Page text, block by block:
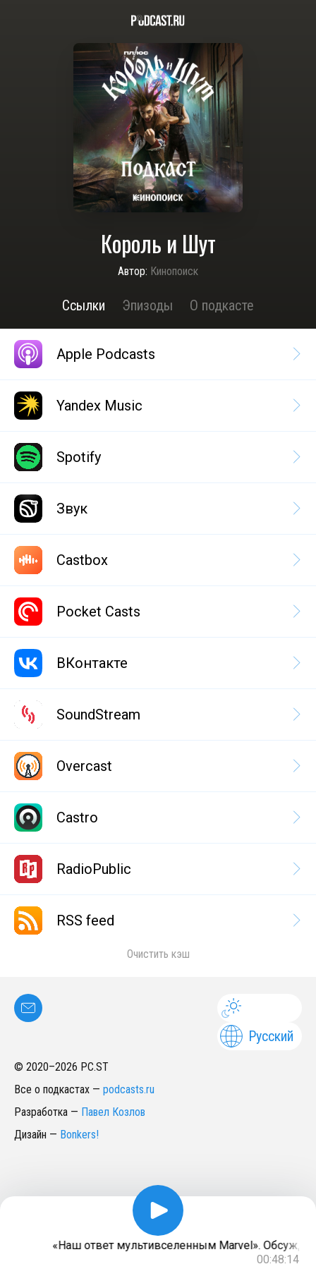
Король и Шут
Автор: Кинопоиск
Ссылки Эпизоды О подкасте
Apple Podcasts
Yandex Music
Spotify
Звук
Castbox
Pocket Casts
ВКонтакте
SoundStream
Overcast
Castro
RadioPublic
RSS feed
Очистить кэш
Русский
© 2020–2026 PC.ST
Все о подкастах — podcasts.ru
Разработка — Павел Козлов
Дизайн — Bonkers!
«Наш ответ мультивселенным Marvel».
00:48:14